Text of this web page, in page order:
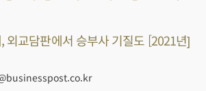
외교담판에서 승부사 기질도 [2021년]